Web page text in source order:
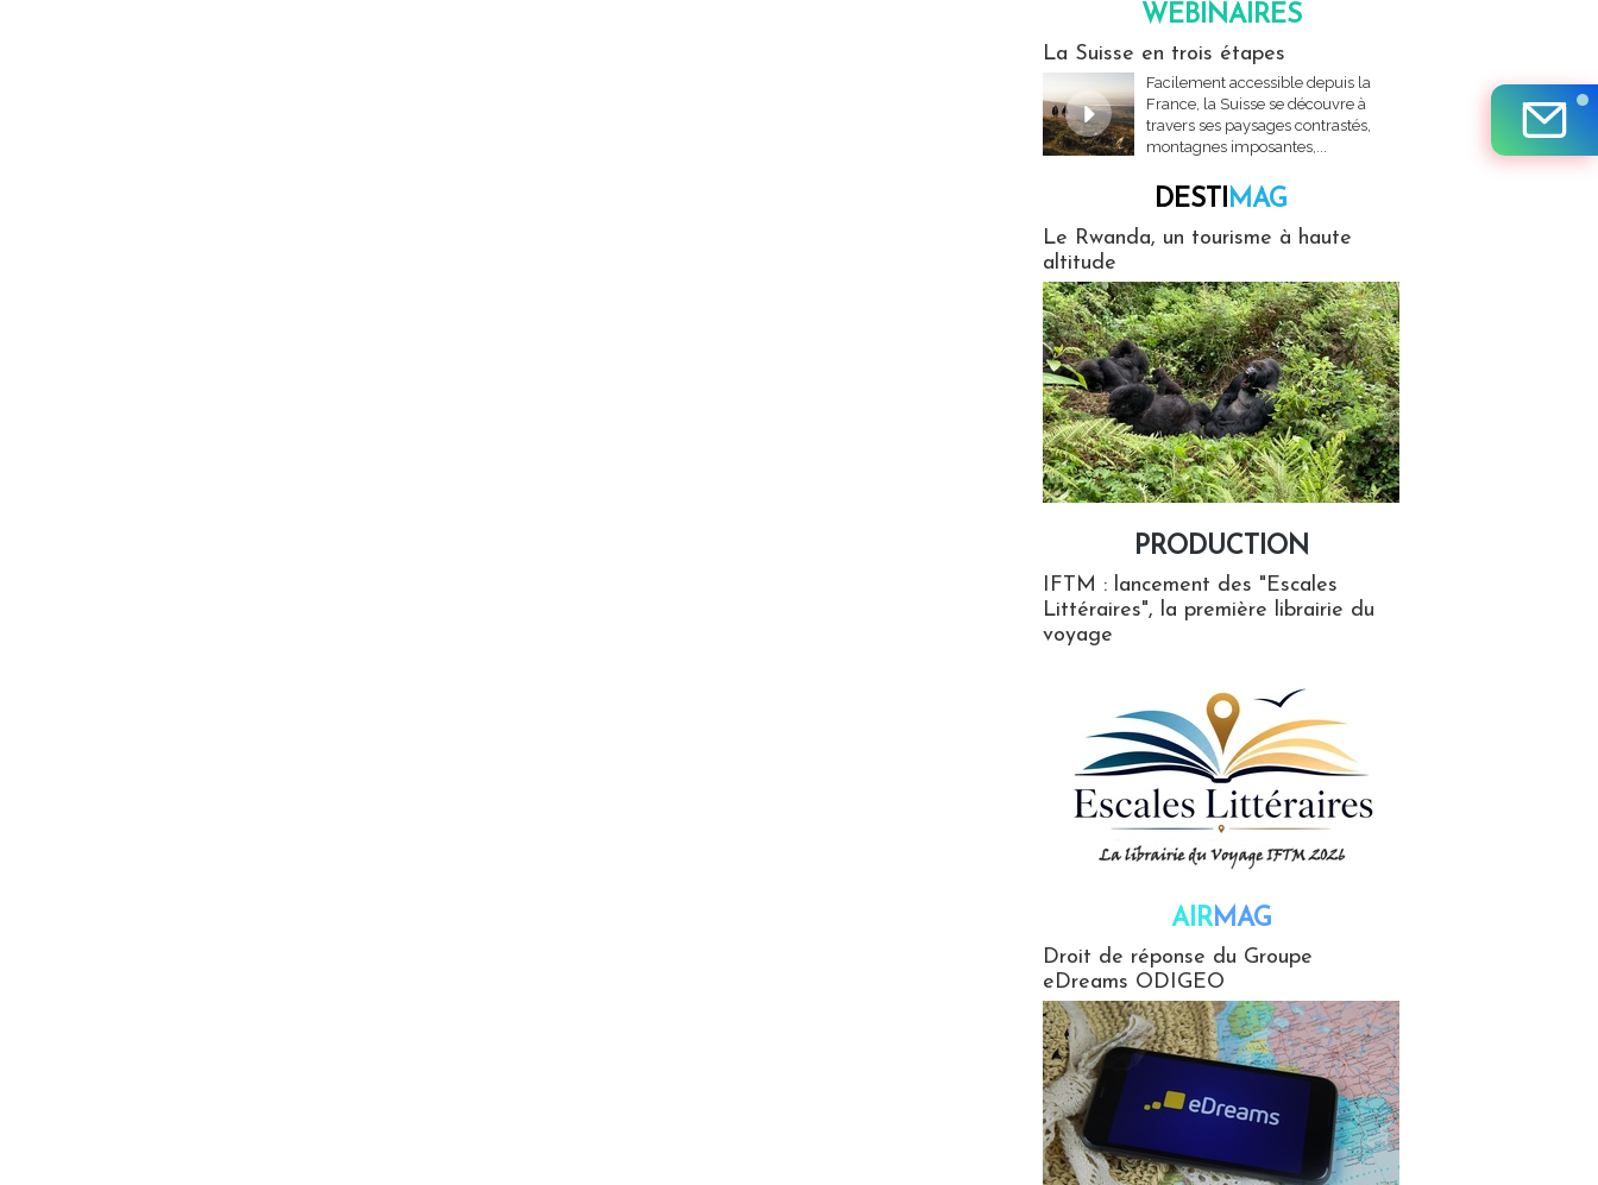
WEBINAIRES
La Suisse en trois étapes
Facilement accessible depuis la
France, la Suisse se découvre à
travers ses paysages contrastés,
montagnes imposantes,...
DESTIMAG
Le Rwanda, un tourisme à haute
altitude
PRODUCTION
IFTM : lancement des "Escales
Littéraires", la première librairie du
voyage
AIRMAG
Droit de réponse du Groupe
eDreams ODIGEO